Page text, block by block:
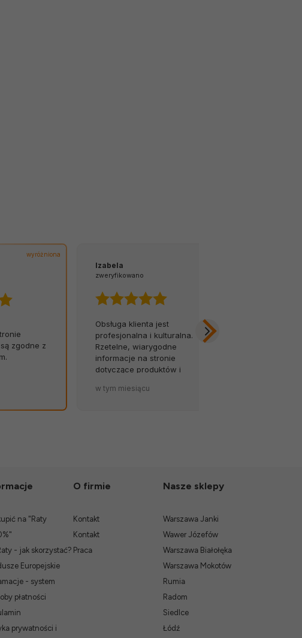
wyróżniona
zgodne z
Izabela
zweryfikowano
Obsługa klienta jest
profesjonalna i kulturalna.
Rzetelne, wiarygodne
informacje na stronie
dotyczące produktów i
atut sklepu. 💪🔥
w tym miesiącu
na "Raty
- jak skorzystać?
Europejskie
- system
płatności
prywatności i
O firmie
Kontakt
Kontakt
Praca
Nasze sklepy
Warszawa Janki
Wawer Józefów
Warszawa Białołęka
Warszawa Mokotów
Rumia
Radom
Siedlce
Łódź